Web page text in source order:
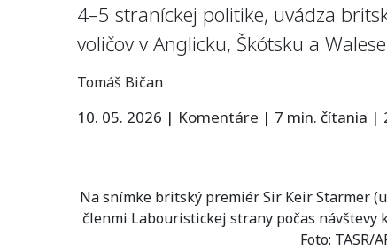
4–5 straníckej politike, uvádza
voličov v Anglicku, Škótsku a
Tomáš Bičan
10. 05. 2026 | Komentáre | 7 min. čítania |
Na snímke britský premiér Sir Keir Starmer
členmi Labouristickej strany počas návštevy
Foto: TASR/